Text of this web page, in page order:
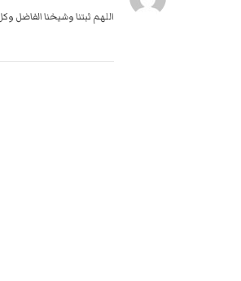
اللهم ثبتنا وشيخنا